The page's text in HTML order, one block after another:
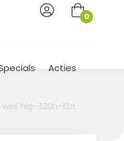
0
Acties
hlg-320h-12a